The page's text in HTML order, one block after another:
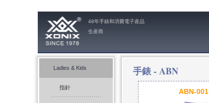
48年手錶和消費電子産品
生産商
Ladies & Kids
指針
手錶 - ABN
ABN-001